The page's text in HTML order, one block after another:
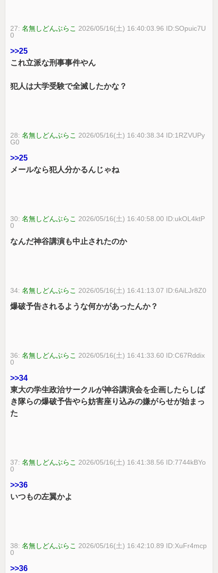
27:名無しどんぶらこ 2026/05/16(土) 16:40:03.96 ID:SOpuic7U
0
>>25
これ立派な刑事事件やん
犯人は大学受験で全滅したかな？
28:名無しどんぶらこ 2026/05/16(土) 16:40:38.34 ID:1RZVUPy
G0
>>25
メールなら犯人分かるんじゃね
30:名無しどんぶらこ 2026/05/16(土) 16:40:58.00 ID:ukOL4ktP
0
なんだ神谷講演も中止されたのか
34:名無しどんぶらこ 2026/05/16(土) 16:41:13.07 ID:6AiLJr8Z0
爆破予告されるような何かがあったんか？
36:名無しどんぶらこ 2026/05/16(土) 16:41:33.60 ID:C67Rddix
0
>>34
東大の学生政治サークルが神谷講演会を企画したらしば
き隊らの爆破予告やら妨害座り込みの嫌がらせが始まっ
た
37:名無しどんぶらこ 2026/05/16(土) 16:41:38.56 ID:7744kBYo
0
>>36
いつもの左翼かよ
38:名無しどんぶらこ 2026/05/16(土) 16:42:10.89 ID:XuFr4mcp
0
>>36